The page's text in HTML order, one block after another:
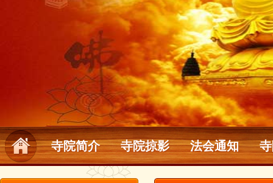
寺院简介 寺院掠影 法会通知